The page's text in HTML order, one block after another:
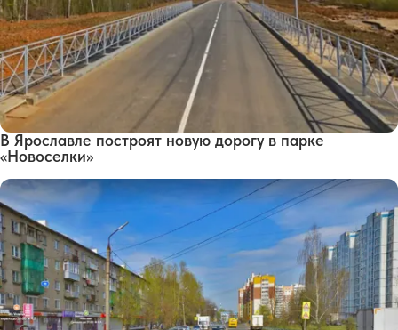
В Ярославле построят новую дорогу в парке
«Новоселки»